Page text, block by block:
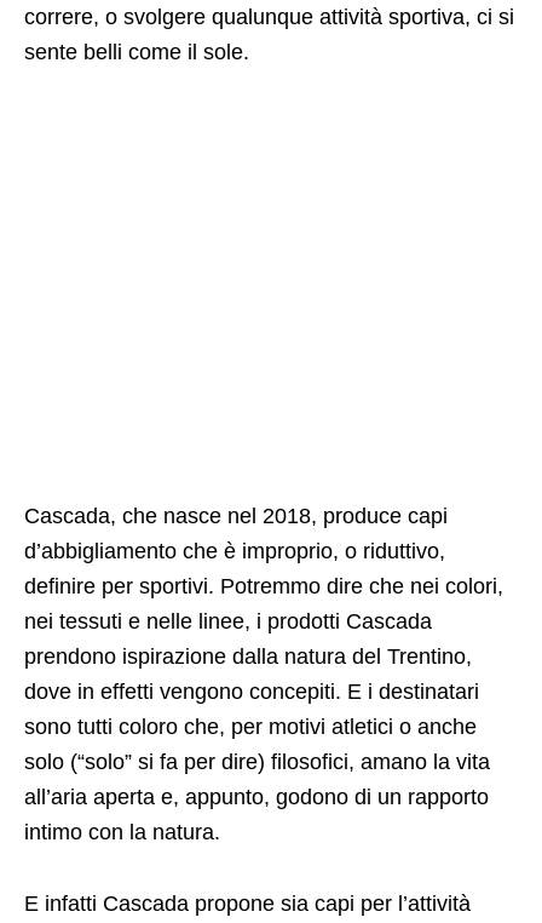
correre, o svolgere qualunque attività sportiva, ci si
sente belli come il sole.
Cascada, che nasce nel 2018, produce capi
d’abbigliamento che è improprio, o riduttivo,
definire per sportivi. Potremmo dire che nei colori,
nei tessuti e nelle linee, i prodotti Cascada
prendono ispirazione dalla natura del Trentino,
dove in effetti vengono concepiti. E i destinatari
sono tutti coloro che, per motivi atletici o anche
solo (“solo” si fa per dire) filosofici, amano la vita
all’aria aperta e, appunto, godono di un rapporto
intimo con la natura.
E infatti Cascada propone sia capi per l’attività